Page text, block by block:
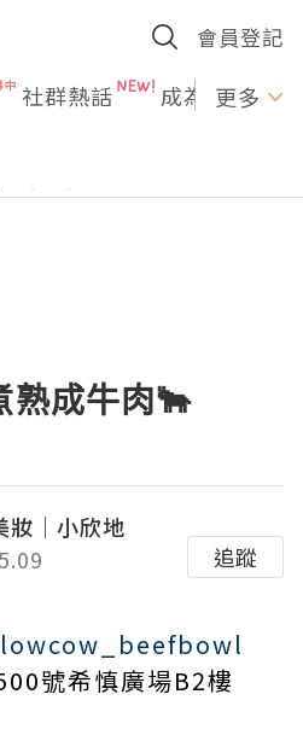
會員登記
社群熱話 成為U更多
熟成牛肉🐂
｜小欣地
追蹤
號希慎廣場B2樓